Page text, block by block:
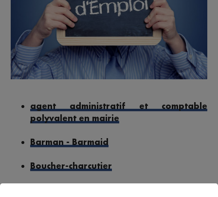
agent administratif et comptable
polyvalent en mairie
Barman - Barmaid
Boucher-charcutier